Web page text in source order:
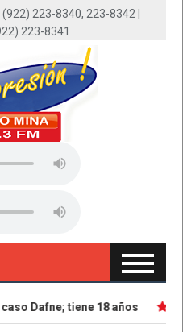
223-8340, 223-8342 |
223-8341
Dafne; tiene 18 años